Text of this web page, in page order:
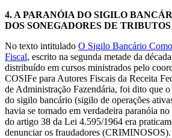
4. A PARANÓIA DO SIGILO
DOS SONEGADORES DE TRIBUTOS
No texto intitulado O Sigilo Bancário
Fiscal, escrito na segunda metade da
distribuído em cursos ministrados pelo
COSIFe para Autores Fiscais da Receita
de Administração Fazendária, foi dito que
do sigilo bancário (sigilo de operações
havia se tornado em verdadeira paranóia
do artigo 38 da Lei 4.595/1964 era
denunciar os fraudadores (CRIMINOSOS).